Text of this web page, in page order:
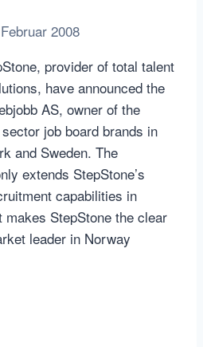
2008
provider of total talent
have announced the
AS, owner of the
job board brands in
and Sweden. The
extends StepStone’s
capabilities in
makes StepStone the clear
leader in Norway